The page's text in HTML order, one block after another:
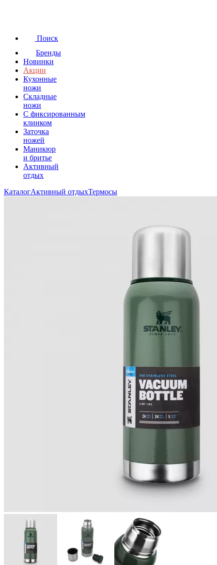
Поиск
Бренды
Новинки
Акции
Кухонные
ножи
Складные
ножи
C фиксированным
клинком
Заточка
ножей
Маникюр
и бритье
Активный
отдых
КаталогАктивный отдыхТермосы